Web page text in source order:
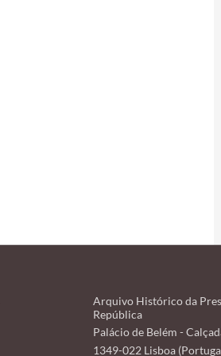
Arquivo Histórico da
República
Palácio de Belém -
1349-022 Lisboa